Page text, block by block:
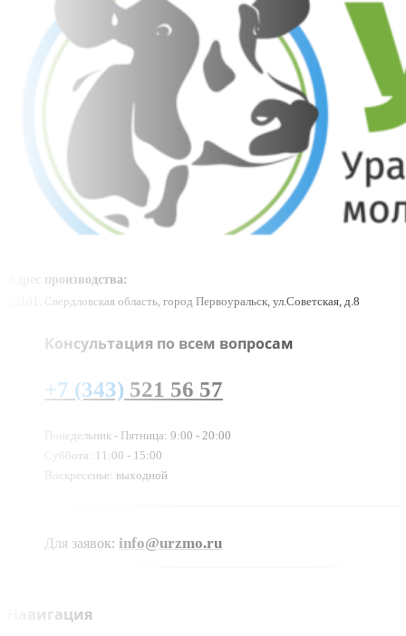
Адрес производства:
23101, Свердловская область, город Первоуральск, ул.Советская, д.8
Консультация по всем вопросам
+7 (343) 521 56 57
Понедельник - Пятница: 9:00 - 20:00
Суббота: 11:00 - 15:00
Воскресенье: выходной
Для заявок: info@urzmo.ru
Навигация